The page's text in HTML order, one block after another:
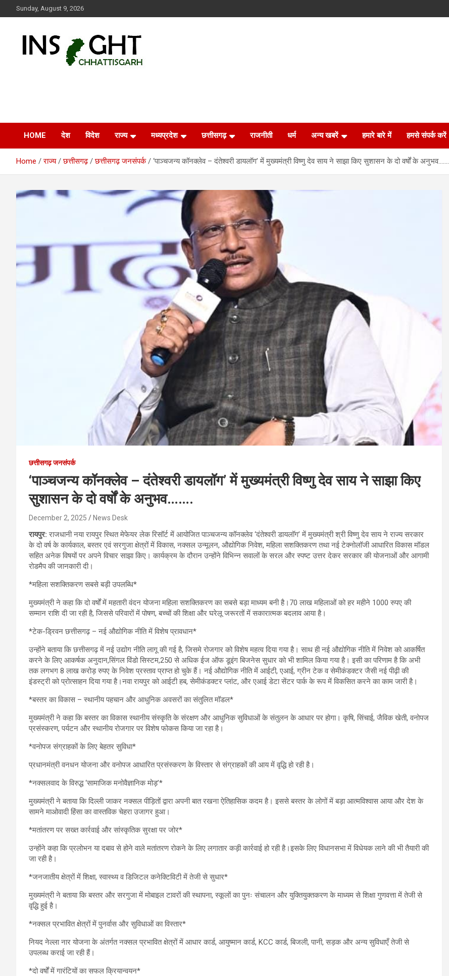
to
Sunday, August 9, 2026
HOME देश विदेश राज्य मध्यप्रदेश छत्तीसगढ़ राजनीती धर्म अन्य खबरें हमारे बारे में हमसे संपर्क करें
Home राज्य छत्तीसगढ़ छत्तीसगढ़ जनसंपर्क ‘पाञ्चजन्य कॉनक्लेव – दंतेश्वरी डायलॉग’ में मुख्यमंत्री विष्णु देव साय ने साझा किए सुशासन के दो वर्षों के अनुभव…….
छत्तीसगढ़ जनसंपर्क
‘पाञ्चजन्य कॉनक्लेव – दंतेश्वरी डायलॉग’ में मुख्यमंत्री विष्णु देव साय ने साझा किए
सुशासन के दो वर्षों के अनुभव…….
December 2, 2025 News Desk
रायपुर:राजधानी नया रायपुर स्थित मेफेयर लेक रिसॉर्ट में आयोजित पाञ्चजन्य कॉनक्लेव ‘दंतेश्वरी डायलॉग’ में मुख्यमंत्री श्री विष्णु देव साय ने राज्य सरकार
के दो वर्ष के कार्यकाल, बस्तर एवं सरगुजा क्षेत्रों में विकास, नक्सल उन्मूलन, औद्योगिक निवेश, महिला सशक्तिकरण तथा नई टेक्नोलॉजी आधारित विकास मॉडल
सहित अनेक विषयों पर अपने विचार साझा किए। कार्यक्रम के दौरान उन्होंने विभिन्न सवालों के सरल और स्पष्ट उत्तर देकर सरकार की योजनाओं और आगामी
रोडमैप की जानकारी दी।
*महिला सशक्तिकरण सबसे बड़ी उपलब्धि*
मुख्यमंत्री ने कहा कि दो वर्षों में महतारी वंदन योजना महिला सशक्तिकरण का सबसे बड़ा माध्यम बनी है।70 लाख महिलाओं को हर महीने 1000 रुपए की
सम्मान राशि दी जा रही है, जिससे परिवारों में पोषण, बच्चों की शिक्षा और घरेलू जरूरतों में सकारात्मक बदलाव आया है।
*टेक-ड्रिवन छत्तीसगढ़ – नई औद्योगिक नीति में विशेष प्रावधान*
उन्होंने बताया कि छत्तीसगढ़ में नई उद्योग नीति लागू की गई है, जिसमे रोजगार को विशेष महत्व दिया गया है। साथ ही नई औद्योगिक नीति में निवेश को आकर्षित
करने के लिए आकर्षक अनुदान,सिंगल विंडो सिस्टम,250 से अधिक ईज ऑफ डूइंग बिजनेस सुधार को भी शामिल किया गया है। इसी का परिणाम है कि अभी
तक लगभग 8 लाख करोड़ रुपए के निवेश प्रस्ताव प्राप्त हो चुके हैं। नई औद्योगिक नीति में आईटी, एआई, ग्रीन टेक व सेमीकंडक्टर जैसी नई पीढ़ी की
इंडस्ट्री को प्रोत्साहन दिया गया है।नवा रायपुर को आईटी हब, सेमीकंडक्टर प्लांट, और एआई डेटा सेंटर पार्क के रूप में विकसित करने का काम जारी है।
*बस्तर का विकास – स्थानीय पहचान और आधुनिक अवसरों का संतुलित मॉडल*
मुख्यमंत्री ने कहा कि बस्तर का विकास स्थानीय संस्कृति के संरक्षण और आधुनिक सुविधाओं के संतुलन के आधार पर होगा। कृषि, सिंचाई, जैविक खेती, वनोपज
प्रसंस्करण, पर्यटन और स्थानीय रोजगार पर विशेष फोकस किया जा रहा है।
*वनोपज संग्राहकों के लिए बेहतर सुविधा*
प्रधानमंत्री वनधन योजना और वनोपज आधारित प्रसंस्करण के विस्तार से संग्राहकों की आय में वृद्धि हो रही है।
*नक्सलवाद के विरुद्ध ‘सामाजिक मनोवैज्ञानिक मोड़’*
मुख्यमंत्री ने बताया कि दिल्ली जाकर नक्सल पीड़ितों द्वारा अपनी बात रखना ऐतिहासिक कदम है। इससे बस्तर के लोगों में बड़ा आत्मविश्वास आया और देश के
सामने माओवादी हिंसा का वास्तविक चेहरा उजागर हुआ।
*मतांतरण पर सख्त कार्रवाई और सांस्कृतिक सुरक्षा पर जोर*
उन्होंने कहा कि प्रलोभन या दबाव से होने वाले मतांतरण रोकने के लिए लगातार कड़ी कार्रवाई हो रही है।इसके लिए विधानसभा में विधेयक लाने की भी तैयारी की
जा रही है।
*जनजातीय क्षेत्रों में शिक्षा, स्वास्थ्य व डिजिटल कनेक्टिविटी में तेजी से सुधार*
मुख्यमंत्री ने बताया कि बस्तर और सरगुजा में मोबाइल टावरों की स्थापना, स्कूलों का पुनः संचालन और युक्तियुक्तकरण के माध्यम से शिक्षा गुणवत्ता में तेजी से
वृद्धि हुई है।
*नक्सल प्रभावित क्षेत्रों में पुनर्वास और सुविधाओं का विस्तार*
नियद नेल्ला नार योजना के अंतर्गत नक्सल प्रभावित क्षेत्रों में आधार कार्ड, आयुष्मान कार्ड, KCC कार्ड, बिजली, पानी, सड़क और अन्य सुविधाएँ तेजी से
उपलब्ध कराई जा रही हैं।
*दो वर्षों में गारंटियों का सफल क्रियान्वयन*